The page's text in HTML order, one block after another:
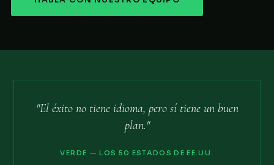
"El éxito no tiene idioma, pero sí tiene un buen
plan."
VERDE — LOS 50 ESTADOS DE EE.UU.